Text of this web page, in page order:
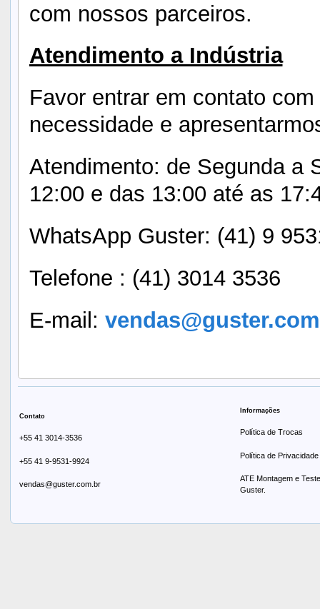
com nossos parceiros.
Atendimento a Indústria
Favor entrar em contato
necessidade e
Atendimento: de Segunda a
12:00 e das 13:00 até as
WhatsApp Guster: (41) 9
Telefone : (41) 3014 3536
E-mail:
Contato
+55 41 3014-3536
+55 41 9-9531-9924
vendas@guster.com.br
Informações
Política de Trocas
Política de Privacidade
ATE Montagem e
Guster.